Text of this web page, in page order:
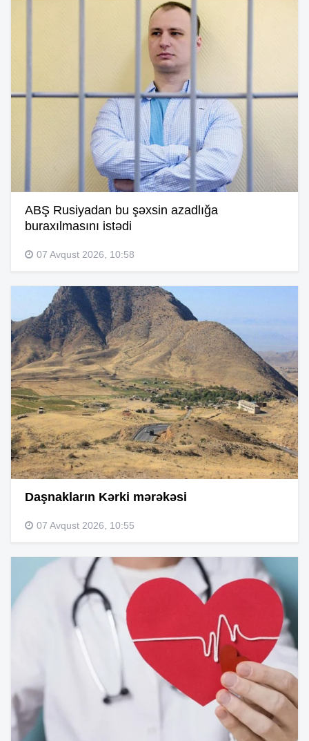
ABŞ Rusiyadan bu şəxsin azadlığa
buraxılmasını istədi
07 Avqust 2026, 10:58
Daşnakların Kərki mərəkəsi
07 Avqust 2026, 10:55